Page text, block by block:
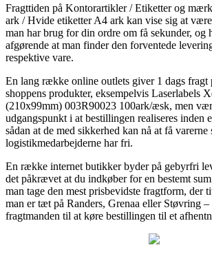
Fragttiden på Kontorartikler / Etiketter og
ark / Hvide etiketter A4 ark kan vise sig at
man har brug for din ordre om få sekunder, og
afgørende at man finder den forventede
respektive vare.
En lang række online outlets giver 1 dags fragt
shoppens produkter, eksempelvis Laserlabels
(210x99mm) 003R90023 100ark/æsk, men
udgangspunkt i at bestillingen realiseres inden
sådan at de med sikkerhed kan nå at få
logistikmedarbejderne har fri.
En række internet butikker byder på gebyrfri
det påkrævet at du indkøber for en bestemt
man tage den mest prisbevidste fragtform, der
man er tæt på Randers, Grenaa eller Støvring
fragtmanden til at køre bestillingen til et